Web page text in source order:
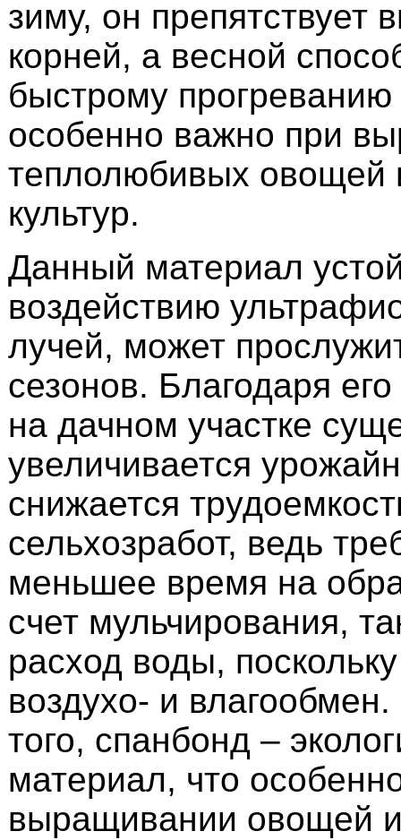
зиму, он препятствует
корней, а весной
быстрому прогреванию
особенно важно при
теплолюбивых овощей
культур.
Данный материал
воздействию
лучей, может
сезонов. Благодаря
на дачном участке
увеличивается
снижается
сельхозработ, ведь
меньшее время на
счет мульчирования,
расход воды,
воздухо- и
того, спанбонд –
материал, что
выращивании овощей